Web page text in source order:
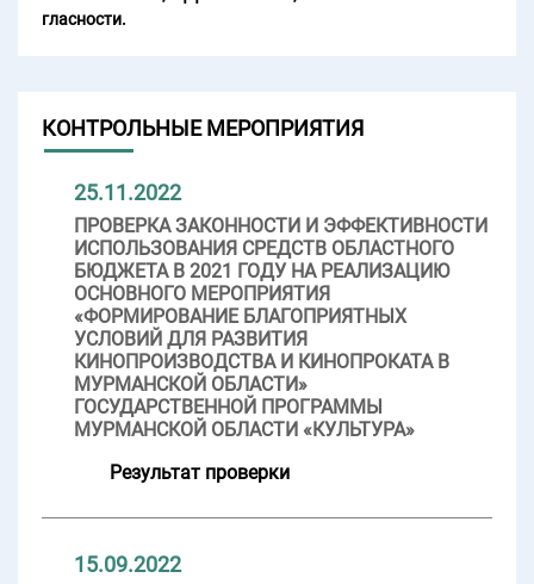
гласности.
КОНТРОЛЬНЫЕ МЕРОПРИЯТИЯ
25.11.2022
ПРОВЕРКА ЗАКОННОСТИ И ЭФФЕКТИВНОСТИ
ИСПОЛЬЗОВАНИЯ СРЕДСТВ ОБЛАСТНОГО
БЮДЖЕТА В 2021 ГОДУ НА РЕАЛИЗАЦИЮ
ОСНОВНОГО МЕРОПРИЯТИЯ
«ФОРМИРОВАНИЕ БЛАГОПРИЯТНЫХ
УСЛОВИЙ ДЛЯ РАЗВИТИЯ
КИНОПРОИЗВОДСТВА И КИНОПРОКАТА В
МУРМАНСКОЙ ОБЛАСТИ»
ГОСУДАРСТВЕННОЙ ПРОГРАММЫ
МУРМАНСКОЙ ОБЛАСТИ «КУЛЬТУРА»
Результат проверки
15.09.2022